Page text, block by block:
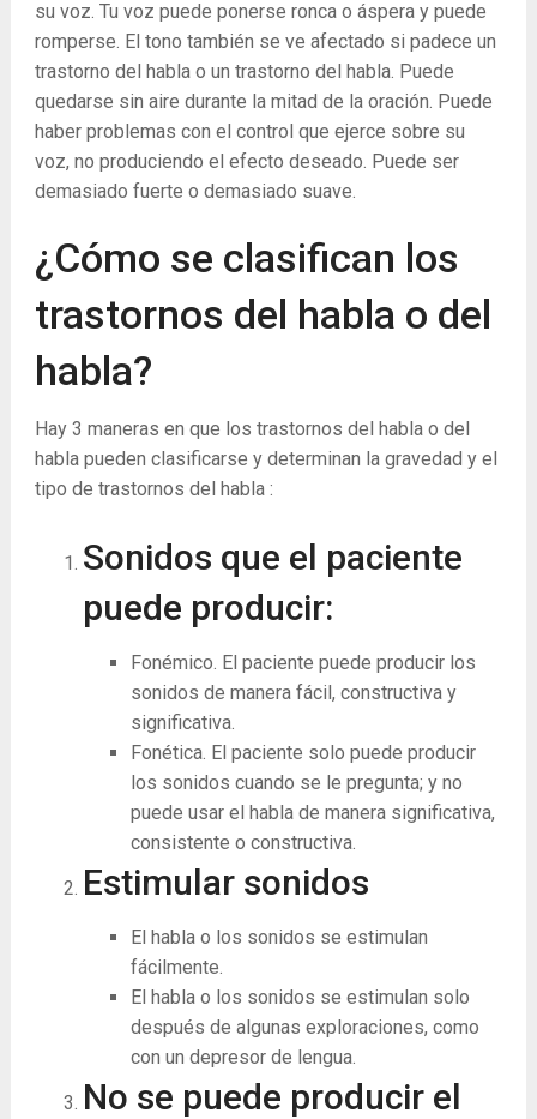
su voz. Tu voz puede ponerse ronca o áspera y puede
romperse. El tono también se ve afectado si padece un
trastorno del habla o un trastorno del habla. Puede
quedarse sin aire durante la mitad de la oración. Puede
haber problemas con el control que ejerce sobre su
voz, no produciendo el efecto deseado. Puede ser
demasiado fuerte o demasiado suave.
¿Cómo se clasifican los
trastornos del habla o del
habla?
Hay 3 maneras en que los trastornos del habla o del
habla pueden clasificarse y determinan la gravedad y el
tipo de trastornos del habla :
Sonidos que el paciente
puede producir:
Fonémico. El paciente puede producir los
sonidos de manera fácil, constructiva y
significativa.
Fonética. El paciente solo puede producir
los sonidos cuando se le pregunta; y no
puede usar el habla de manera significativa,
consistente o constructiva.
Estimular sonidos
El habla o los sonidos se estimulan
fácilmente.
El habla o los sonidos se estimulan solo
después de algunas exploraciones, como
con un depresor de lengua.
No se puede producir el